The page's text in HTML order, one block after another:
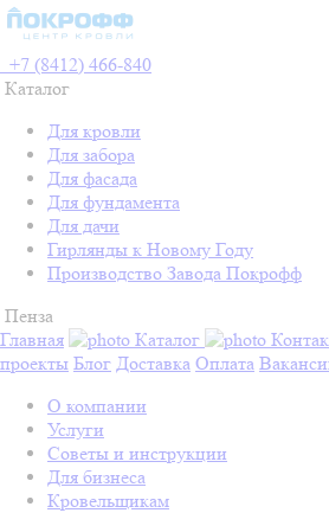
+7 (8412) 466-840
Каталог
Для кровли
Для забора
Для фасада
Для фундамента
Для дачи
Гирлянды к Новому Году
Производство Завода Покрофф
Пенза
Главная
Каталог
проекты Блог Доставка Оплата
О компании
Услуги
Советы и инструкции
Для бизнеса
Кровельщикам